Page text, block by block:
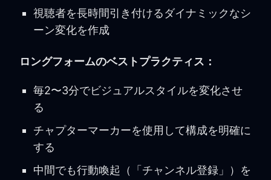
視聴者を長時間引き付けるダイナミックなシ
ーン変化を作成
ロングフォームのベストプラクティス：
毎2〜3分でビジュアルスタイルを変化させ
る
チャプターマーカーを使用して構成を明確に
する
中間でも行動喚起（「チャンネル登録」）を